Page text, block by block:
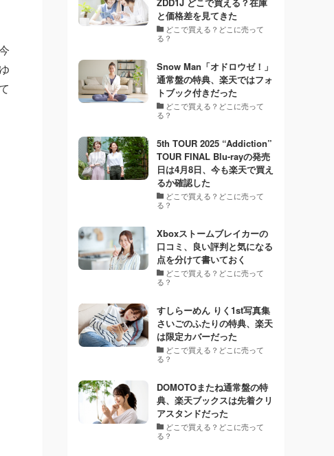
と価格差を見てきた
どこで買える？どこに売って
る？
Snow Man「オドロウゼ！」
通常盤の特典、楽天ではフォ
トブック付きだった
どこで買える？どこに売って
る？
5th TOUR 2025 “Addiction”
TOUR FINAL Blu-rayの発売
日は4月8日、今も楽天で買え
るか確認した
どこで買える？どこに売って
る？
Xboxストームブレイカーの
口コミ、良い評判と気になる
点を分けて書いておく
どこで買える？どこに売って
る？
すしらーめん りく1st写真集
さいごのふたりの特典、楽天
は限定カバーだった
どこで買える？どこに売って
る？
DOMOTOまたね通常盤の特
典、楽天ブックスは先着クリ
アスタンドだった
どこで買える？どこに売って
る？